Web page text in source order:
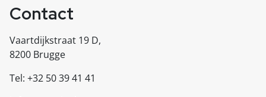
Contact
Vaartdijkstraat 19 D,
8200 Brugge
Tel: +32 50 39 41 41